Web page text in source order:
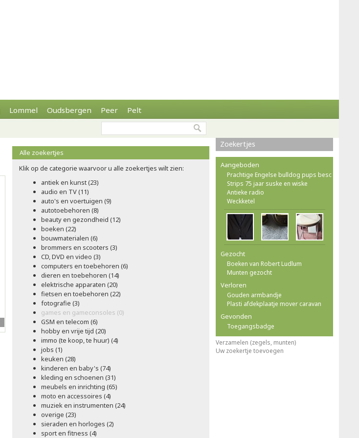
Lommel Oudsbergen Peer Pelt
Alle zoekertjes
Klik op de categorie waarvoor u alle zoekertjes wilt zien:
antiek en kunst (23)
audio en TV (11)
auto's en voertuigen (9)
autotoebehoren (8)
beauty en gezondheid (12)
boeken (22)
bouwmaterialen (6)
brommers en scooters (3)
CD, DVD en video (3)
computers en toebehoren (6)
dieren en toebehoren (14)
elektrische apparaten (20)
fietsen en toebehoren (22)
fotografie (3)
games en gameconsoles (0)
GSM en telecom (6)
hobby en vrije tijd (20)
immo (te koop, te huur) (4)
jobs (1)
keuken (28)
kinderen en baby's (74)
kleding en schoenen (31)
meubels en inrichting (65)
moto en accessoires (4)
muziek en instrumenten (24)
overige (23)
sieraden en horloges (2)
sport en fitness (4)
Zoekertjes
Aangeboden
Prachtige Engelse bulldog pups besc
Strips 75 jaar suske en wiske
Antieke radio
Weckketel
Gezocht
Boeken van Robert Ludlum
Munten gezocht
Verloren
Gouden armbandje
Plasti afdekplaatje mover caravan
Gevonden
Toegangsbadge
Verzamelen (zegels, munten)
Uw zoekertje toevoegen